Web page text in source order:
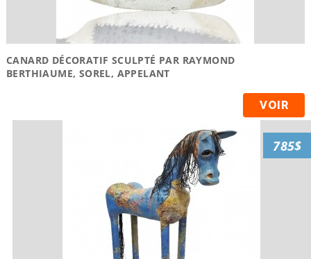
CANARD DÉCORATIF SCULPTÉ PAR RAYMOND
BERTHIAUME, SOREL, APPELANT
VOIR
785$